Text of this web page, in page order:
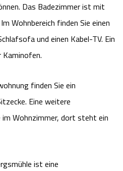
Das Badezimmer ist mit
Wohnbereich finden Sie einen
und einen Kabel-TV. Ein
finden Sie ein
Eine weitere
Wohnzimmer, dort steht ein
ist eine